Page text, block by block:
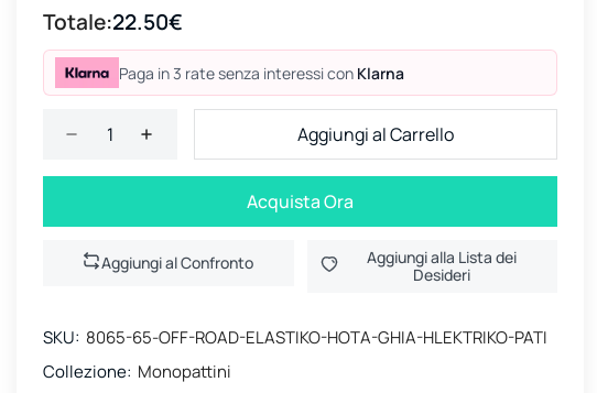
Totale:22.50€
Paga in 3 rate senza interessi con Klarna
Aggiungi al Carrello
Acquista Ora
Aggiungi al Confronto
Aggiungi alla Lista dei
Desideri
SKU: 8065-65-OFF-ROAD-ELASTIKO-HOTA-GHIA-HLEKTRIKO-PATI
Collezione: Monopattini